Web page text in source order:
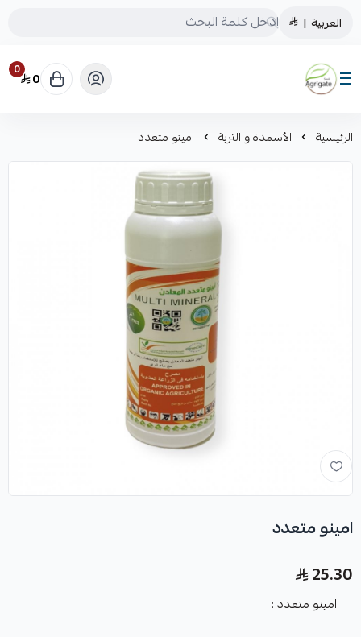
العربية |
Saudiagrigate
0 0
الرئيسية الأسمدة و التربة امينو متعدد
امينو متعدد
25.30
امينو متعدد :